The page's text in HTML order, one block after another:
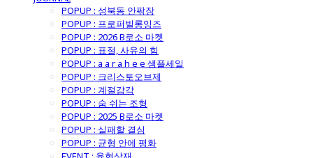
POPUP : 성북동 안팎장
POPUP : 프로퍼빌롱잉즈
POPUP : 2026 B로소 마켓
POPUP : 표절, 사유의 힘
POPUP : a a r a h e e 샘플세일
POPUP : 크리스토오브제
POPUP : 계절감각
POPUP : 숨 쉬는 조형
POPUP : 2025 B로소 마켓
POPUP : 실패할 결심
POPUP : 균형 안에 평화